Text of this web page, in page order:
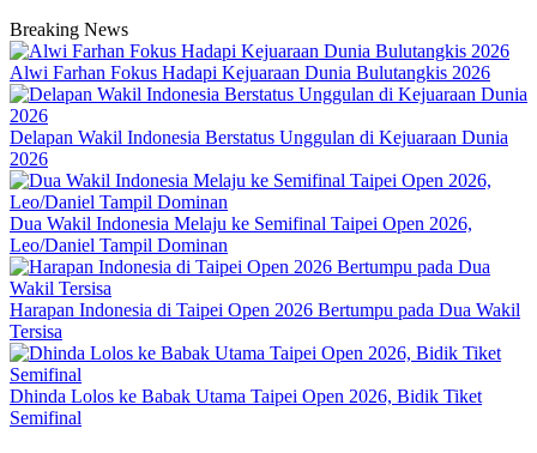
Breaking News
Alwi Farhan Fokus Hadapi Kejuaraan Dunia Bulutangkis 2026
Delapan Wakil Indonesia Berstatus Unggulan di Kejuaraan Dunia
2026
Dua Wakil Indonesia Melaju ke Semifinal Taipei Open 2026,
Leo/Daniel Tampil Dominan
Harapan Indonesia di Taipei Open 2026 Bertumpu pada Dua Wakil
Tersisa
Dhinda Lolos ke Babak Utama Taipei Open 2026, Bidik Tiket
Semifinal